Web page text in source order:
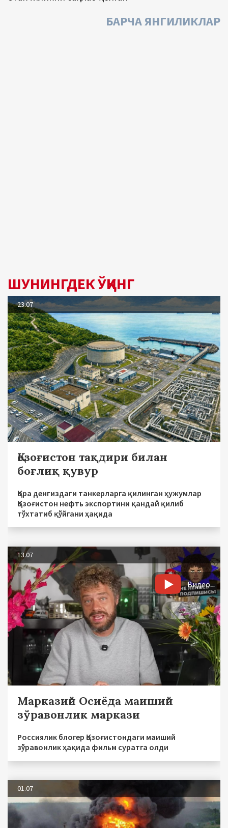
БАРЧА ЯНГИЛИКЛАР
ШУНИНГДЕК ЎҚИНГ
23.07
Қозоғистон тақдири билан
боғлиқ қувур
Қора денгиздаги танкерларга қилинган ҳужумлар
Қозоғистон нефть экспортини қандай қилиб
тўхтатиб қўйгани ҳақида
13.07
Видео
Марказий Осиёда маиший
зўравонлик маркази
Россиялик блогер Қозоғистондаги маиший
зўравонлик ҳақида фильм суратга олди
01.07